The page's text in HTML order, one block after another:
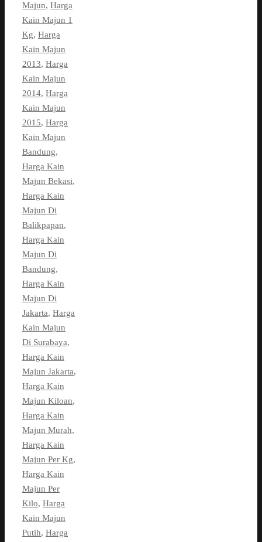
Majun, Harga
Kain Majun 1
Kg, Harga
Kain Majun
2013, Harga
Kain Majun
2014, Harga
Kain Majun
2015, Harga
Kain Majun
Bandung,
Harga Kain
Majun Bekasi,
Harga Kain
Majun Di
Balikpapan,
Harga Kain
Majun Di
Bandung,
Harga Kain
Majun Di
Jakarta, Harga
Kain Majun
Di Surabaya,
Harga Kain
Majun Jakarta,
Harga Kain
Majun Kiloan,
Harga Kain
Majun Murah,
Harga Kain
Majun Per Kg,
Harga Kain
Majun Per
Kilo, Harga
Kain Majun
Putih, Harga